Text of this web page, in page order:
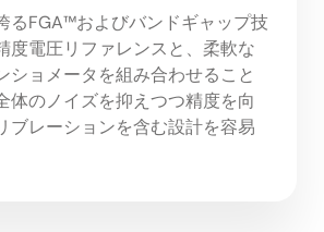
るFGA™およびバンドギャップ技
度電圧リファレンスと、柔軟な
ショメータを組み合わせること
体のノイズを抑えつつ精度を向
ブレーションを含む設計を容易